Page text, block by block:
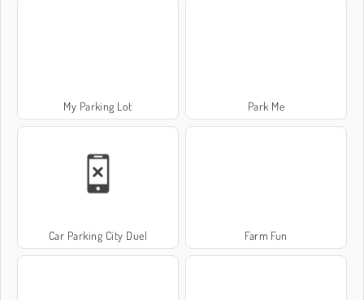
My Parking Lot Park Me
Car Parking City Duel Farm Fun